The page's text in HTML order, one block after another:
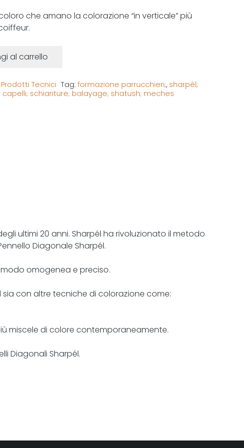
che amano la colorazione “in verticale” più
Sharpél quantità
al carrello
Prodotti Tecnici Tag:formazione parrucchieri;, sharpél;
schiariture; balayage; shatush; meches
ultimi 20 anni. Sharpél ha rivoluzionato il metodo
Diagonale Sharpél.
omogenea e preciso.
con altre tecniche di colorazione come:
miscele di colore contemporaneamente.
Diagonali Sharpél.